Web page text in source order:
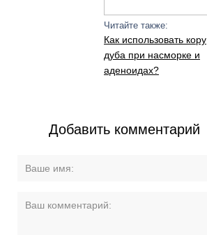
Читайте также:
Как использовать кору
дуба при насморке и
аденоидах?
Добавить комментарий